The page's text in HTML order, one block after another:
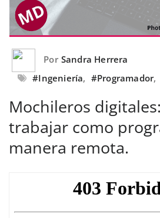
Por Sandra Herrera
#Ingeniería, #Programador,
Mochileros
trabajar como
manera remota.